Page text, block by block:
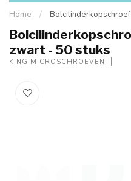
Home /
zwart - 50 stuks
KING MICROSCHROEVEN